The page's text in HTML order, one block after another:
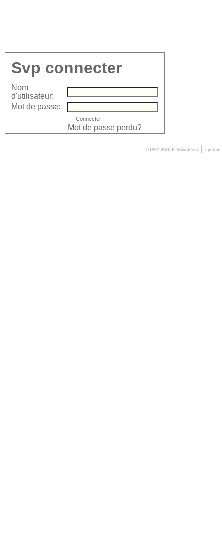
Svp connecter
Nom
d'utilisateur:
Mot de passe:
Mot de passe perdu?
©1997-2026 ICVolunteers system